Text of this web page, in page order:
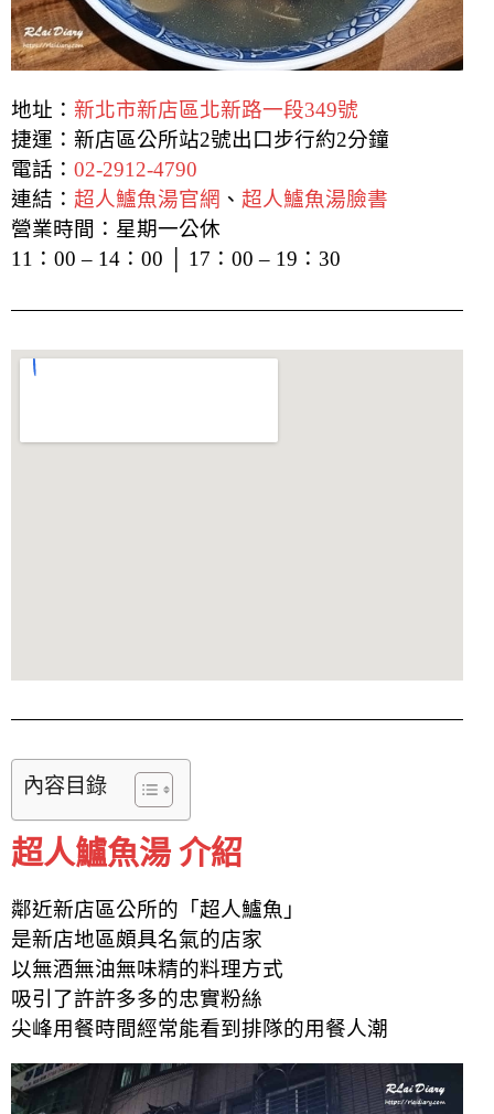
地址： 新北市新店區北新路一段349號
捷運：新店區公所站2號出口步行約2分鐘
電話： 02-2912-4790
連結： 超人鱸魚湯官網 、 超人鱸魚湯臉書
營業時間：星期一公休
11：00 – 14：00 │ 17：00 – 19：30
內容目錄
超人鱸魚湯 介紹
鄰近新店區公所的「超人鱸魚」
是新店地區頗具名氣的店家
以無酒無油無味精的料理方式
吸引了許許多多的忠實粉絲
尖峰用餐時間經常能看到排隊的用餐人潮